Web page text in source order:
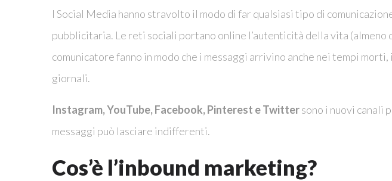
I Social Media hanno stravolto il modo di far qualsiasi tipo di
pubblicitaria. Le reti sociali portano online l’autenticità della vita
comunicatore fanno in modo che i messaggi arrivino anche nei tempi
giornali.
Instagram, YouTube, Facebook, Pinterest e Twittersono i nuovi canali
messaggi può lasciare indifferenti.
Cos’è l’inbound marketing?